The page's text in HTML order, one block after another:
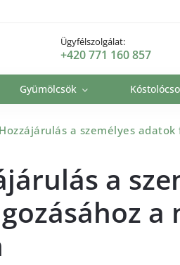
Ügyfélszolgálat:
+420 771 160 857
Gyümölcsök
Hozzájárulás a személyes
a
a